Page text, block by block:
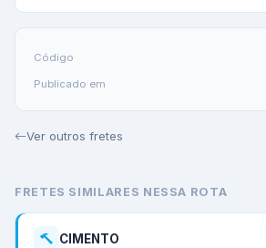
Código
Publicado em
Ver outros fretes
FRETES SIMILARES NESSA ROTA
CIMENTO